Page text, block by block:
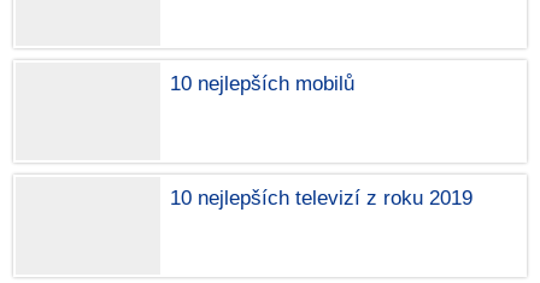
10 nejlepších mobilů
10 nejlepších televizí z roku 2019